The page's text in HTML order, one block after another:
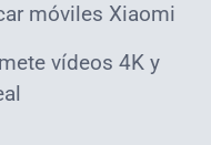
móviles Xiaomi
vídeos 4K y